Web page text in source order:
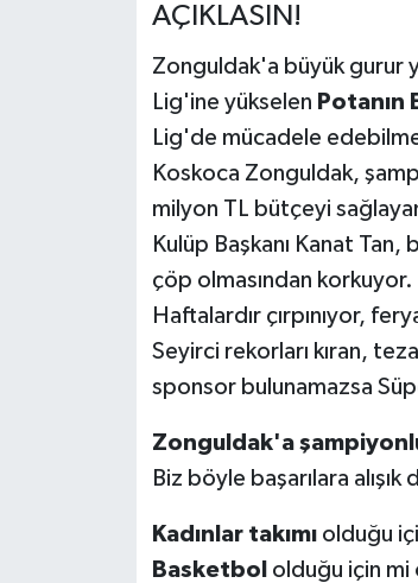
AÇIKLASIN!
Zonguldak'a büyük gurur
Lig'ine yükselen Potanın
Lig'de mücadele
Koskoca Zonguldak,
milyon TL bütçeyi
Kulüp Başkanı Kanat
çöp olmasından korkuyor.
Haftalardır çırpınıyor,
Seyirci rekorları kıran,
sponsor bulunamazsa
Zonguldak'a
Biz böyle başarılara alışık
Kadınlar takımıolduğu
Basketbol olduğu için mi